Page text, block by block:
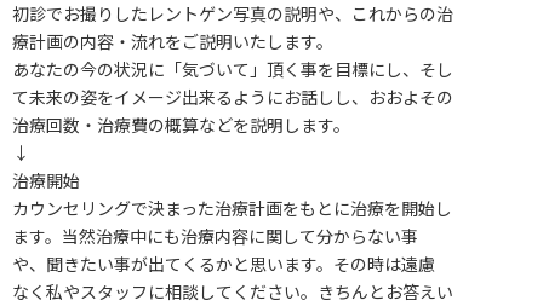
初診でお撮りしたレントゲン写真の説明や、これからの治
療計画の内容・流れをご説明いたします。
あなたの今の状況に「気づいて」頂く事を目標にし、そし
て未来の姿をイメージ出来るようにお話しし、おおよその
治療回数・治療費の概算などを説明します。
↓
治療開始
カウンセリングで決まった治療計画をもとに治療を開始し
ます。当然治療中にも治療内容に関して分からない事
や、聞きたい事が出てくるかと思います。その時は遠慮
なく私やスタッフに相談してください。きちんとお答えい